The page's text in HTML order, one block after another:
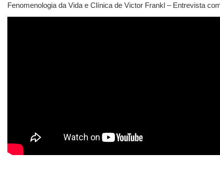
Fenomenologia da Vida e Clínica de Victor Frankl – Entrevista